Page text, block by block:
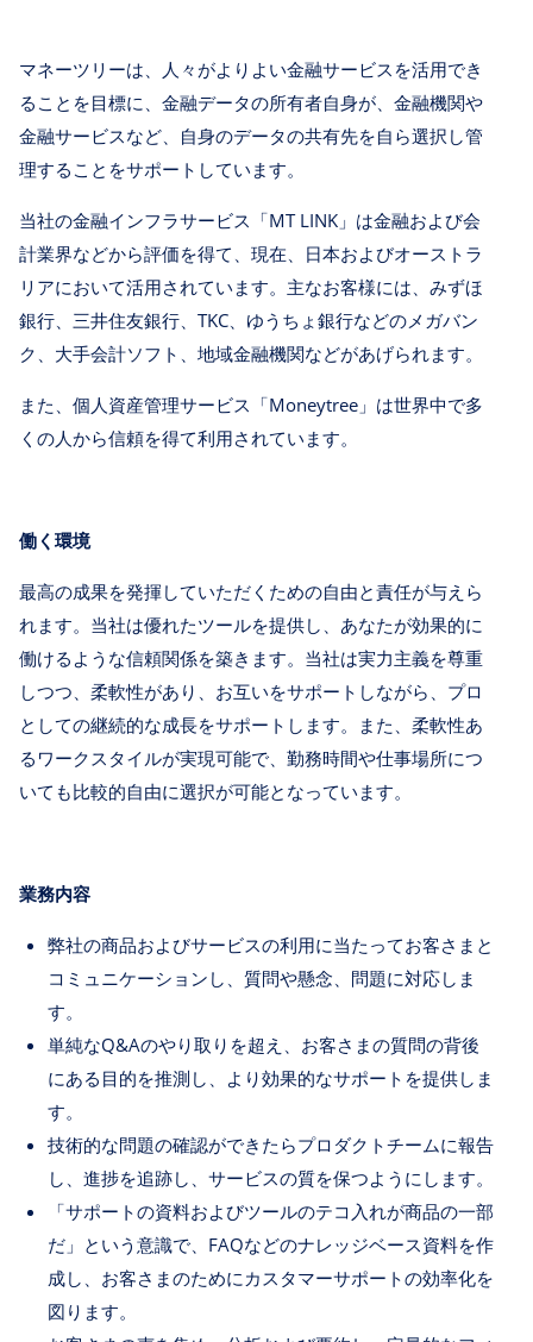
マネーツリーは、人々がよりよい金融サービスを活用でき
ることを目標に、金融データの所有者自身が、金融機関や
金融サービスなど、自身のデータの共有先を自ら選択し管
理することをサポートしています。
当社の金融インフラサービス「MT LINK」は金融および会
計業界などから評価を得て、現在、日本およびオーストラ
リアにおいて活用されています。主なお客様には、みずほ
銀行、三井住友銀行、TKC、ゆうちょ銀行などのメガバン
ク、大手会計ソフト、地域金融機関などがあげられます。
また、個人資産管理サービス「Moneytree」は世界中で多
くの人から信頼を得て利用されています。
働く環境
最高の成果を発揮していただくための自由と責任が与えら
れます。当社は優れたツールを提供し、あなたが効果的に
働けるような信頼関係を築きます。当社は実力主義を尊重
しつつ、柔軟性があり、お互いをサポートしながら、プロ
としての継続的な成長をサポートします。また、柔軟性あ
るワークスタイルが実現可能で、勤務時間や仕事場所につ
いても比較的自由に選択が可能となっています。
業務内容
弊社の商品およびサービスの利用に当たってお客さまと
コミュニケーションし、質問や懸念、問題に対応しま
す。
単純なQ&Aのやり取りを超え、お客さまの質問の背後
にある目的を推測し、より効果的なサポートを提供しま
す。
技術的な問題の確認ができたらプロダクトチームに報告
し、進捗を追跡し、サービスの質を保つようにします。
「サポートの資料およびツールのテコ入れが商品の一部
だ」という意識で、FAQなどのナレッジベース資料を作
成し、お客さまのためにカスタマーサポートの効率化を
図ります。